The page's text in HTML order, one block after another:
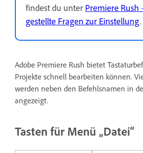
findest du unter Premiere Rush
gestellte Fragen zur Einstellung.
Adobe Premiere Rush bietet
Projekte schnell bearbeiten können.
werden neben den Befehlsnamen in
angezeigt.
Tasten für Menü „Datei“